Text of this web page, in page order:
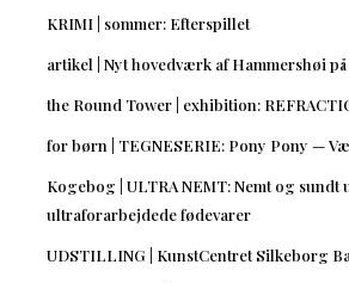
KRIMI | sommer: Efterspillet
artikel | Nyt hovedværk af Hammershøi
the Round Tower | exhibition:
for børn | TEGNESERIE: Pony Pony —
Kogebog | ULTRA NEMT: Nemt og sundt
ultraforarbejdede fødevarer
UDSTILLING | KunstCentret Silkeborg